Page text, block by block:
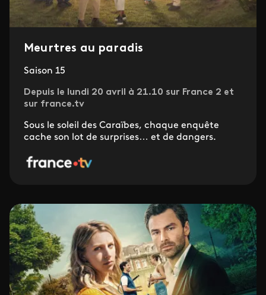
Meurtres au paradis
Saison 15
Depuis le lundi 20 avril à 21.10 sur France 2 et
sur france.tv
Sous le soleil des Caraïbes, chaque enquête
cache son lot de surprises… et de dangers.